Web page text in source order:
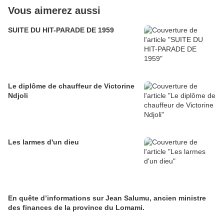
Vous aimerez aussi
SUITE DU HIT-PARADE DE 1959
Le diplôme de chauffeur de Victorine
Ndjoli
Les larmes d'un dieu
En quête d’informations sur Jean Salumu, ancien ministre
des finances de la province du Lomami.